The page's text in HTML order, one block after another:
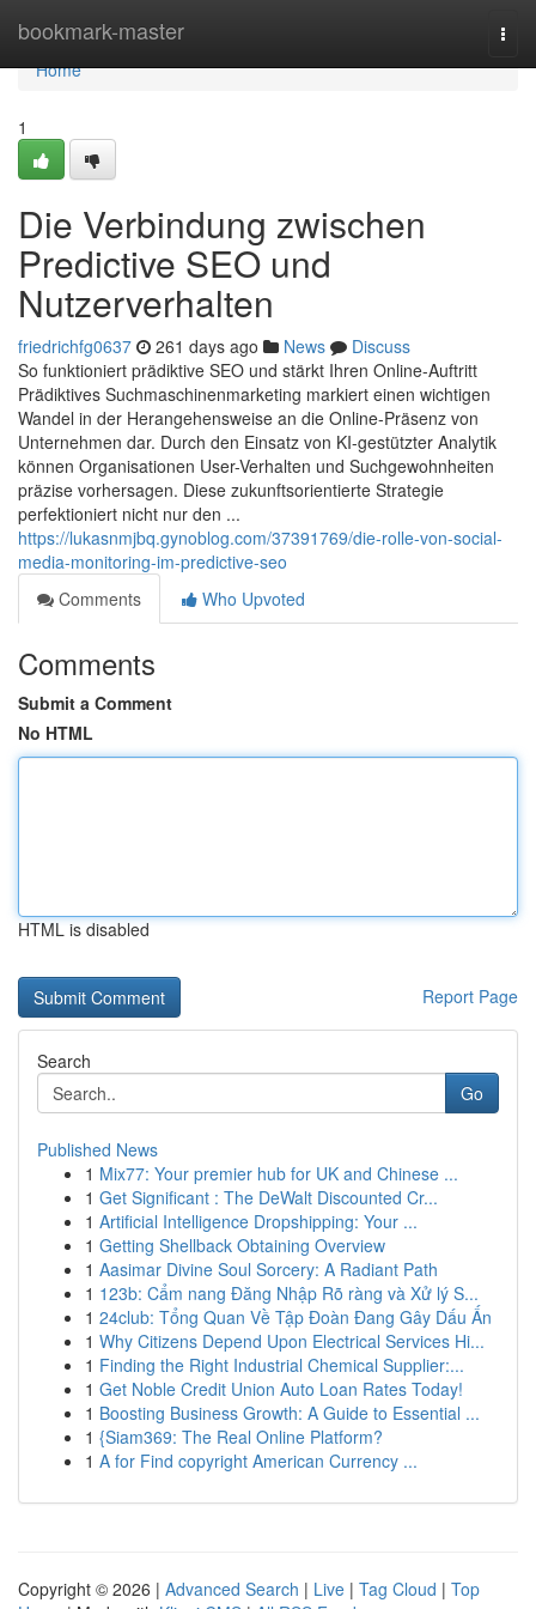
bookmark-master
Home
Home
1
Die Verbindung zwischen
Predictive SEO und
Nutzerverhalten
friedrichfg0637 261 days ago News
Discuss
So funktioniert prädiktive SEO und stärkt Ihren Online-Auftritt
Prädiktives Suchmaschinenmarketing markiert einen wichtigen
Wandel in der Herangehensweise an die Online-Präsenz von
Unternehmen dar. Durch den Einsatz von KI-gestützter Analytik
können Organisationen User-Verhalten und Suchgewohnheiten
präzise vorhersagen. Diese zukunftsorientierte Strategie
perfektioniert nicht nur den ...
https://lukasnmjbq.gynoblog.com/37391769/die-rolle-von-social-
media-monitoring-im-predictive-seo
Comments
Who Upvoted
Comments
Submit a Comment
No HTML
HTML is disabled
Report Page
Search
Go
Published News
1 Mix77: Your premier hub for UK and Chinese ...
1 Get Significant : The DeWalt Discounted Cr...
1 Artificial Intelligence Dropshipping: Your ...
1 Getting Shellback Obtaining Overview
1 Aasimar Divine Soul Sorcery: A Radiant Path
1 123b: Cẩm nang Đăng Nhập Rõ ràng và Xử lý S...
1 24club: Tổng Quan Về Tập Đoàn Đang Gây Dấu Ấn
1 Why Citizens Depend Upon Electrical Services Hi...
1 Finding the Right Industrial Chemical Supplier:...
1 Get Noble Credit Union Auto Loan Rates Today!
1 Boosting Business Growth: A Guide to Essential ...
1 {Siam369: The Real Online Platform?
1 A for Find copyright American Currency ...
Copyright © 2026 | Advanced Search | Live | Tag Cloud | Top